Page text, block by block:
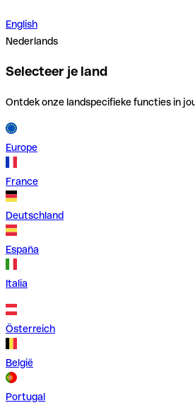
English
Nederlands
Selecteer je land
Ontdek onze landspecifieke functies in
Europe
France
Deutschland
España
Italia
Österreich
België
Portugal